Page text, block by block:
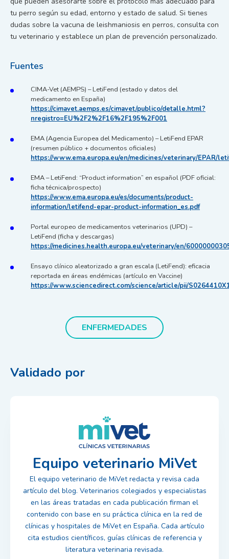
tu perro según su edad, entorno y estado de salud. Si tienes
dudas sobre la vacuna de leishmaniosis en perros, consulta con
tu veterinario y establece un plan de prevención personalizado.
Fuentes
CIMA-Vet (AEMPS) – LetiFend (estado y datos del
medicamento en España)
https://cimavet.aemps.es/cimavet/publico/detalle.html?
nregistro=EU%2F2%2F16%2F195%2F001
EMA (Agencia Europea del Medicamento) – LetiFend EPAR
(resumen público + documentos oficiales)
https://www.ema.europa.eu/en/medicines/veterinary/EPAR/
EMA – LetiFend: “Product information” en español (PDF oficial:
ficha técnica/prospecto)
https://www.ema.europa.eu/es/documents/product-
information/letifend-epar-product-information_es.pdf
Portal europeo de medicamentos veterinarios (UPD) –
LetiFend (ficha y descargas)
https://medicines.health.europa.eu/veterinary/en/
Ensayo clínico aleatorizado a gran escala (LetiFend): eficacia
reportada en áreas endémicas (artículo en Vaccine)
https://www.sciencedirect.com/science/article/pii/
ENFERMEDADES
Validado por
Equipo veterinario MiVet
El equipo veterinario de MiVet redacta y revisa cada
artículo del blog. Veterinarios colegiados y especialistas
en las áreas tratadas en cada publicación firman el
contenido con base en su práctica clínica en la red de
clínicas y hospitales de MiVet en España. Cada artículo
cita estudios científicos, guías clínicas de referencia y
literatura veterinaria revisada.